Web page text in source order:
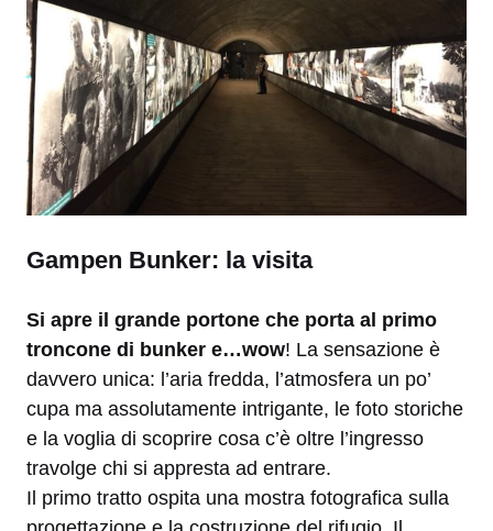
Gampen Bunker: la visita
Si apre il grande portone che porta al primo
troncone di bunker e…wow! La sensazione è
davvero unica: l’aria fredda, l’atmosfera un po’
cupa ma assolutamente intrigante, le foto storiche
e la voglia di scoprire cosa c’è oltre l’ingresso
travolge chi si appresta ad entrare.
Il primo tratto ospita una mostra fotografica sulla